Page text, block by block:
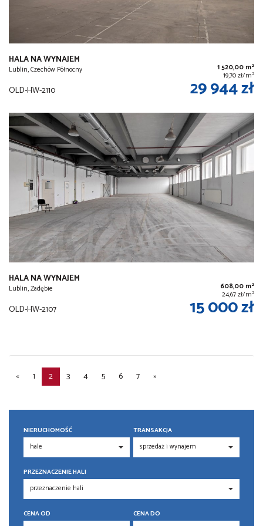
HALA NA WYNAJEM
Lublin, Czechów Północny 1 520,00 m2
19,70 zł/m2
OLD-HW-2110 29 944 zł
HALA NA WYNAJEM
Lublin, Zadębie 608,00 m2
24,67 zł/m2
OLD-HW-2107 15 000 zł
« 1 2 3 4 5 6 7 »
NIERUCHOMOŚĆ TRANSAKCJA
PRZEZNACZENIE HALI
CENA OD CENA DO